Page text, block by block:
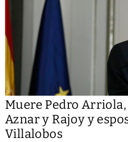
Muere Pedro Arriola,
Aznar y Rajoy y
Villalobos